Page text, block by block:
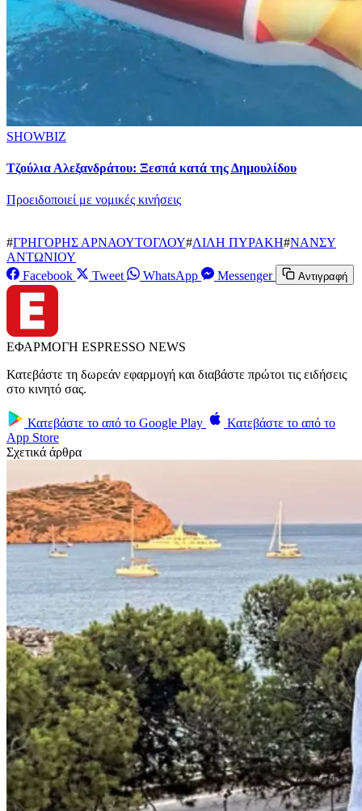
SHOWBIZ
Τζούλια Αλεξανδράτου: Ξεσπά κατά της Δημουλίδου
Προειδοποιεί με νομικές κινήσεις
#ΓΡΗΓΟΡΗΣ ΑΡΝΑΟΥΤΟΓΛΟΥ#ΛΙΛΗ ΠΥΡΑΚΗ#ΝΑΝΣΥ
ΑΝΤΩΝΙΟΥ
Facebook
Tweet WhatsApp Messenger Αντιγραφή
ΕΦΑΡΜΟΓΗ ESPRESSO NEWS
Κατεβάστε τη δωρεάν εφαρμογή και διαβάστε πρώτοι τις ειδήσεις
στο κινητό σας.
Κατεβάστε το από το Google Play
Κατεβάστε το από το
App Store
Σχετικά άρθρα